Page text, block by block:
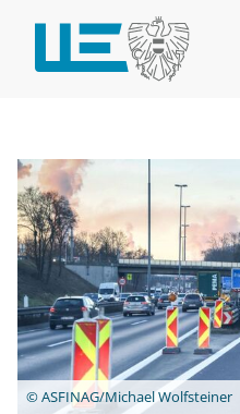
© ASFINAG/Michael Wolfsteiner